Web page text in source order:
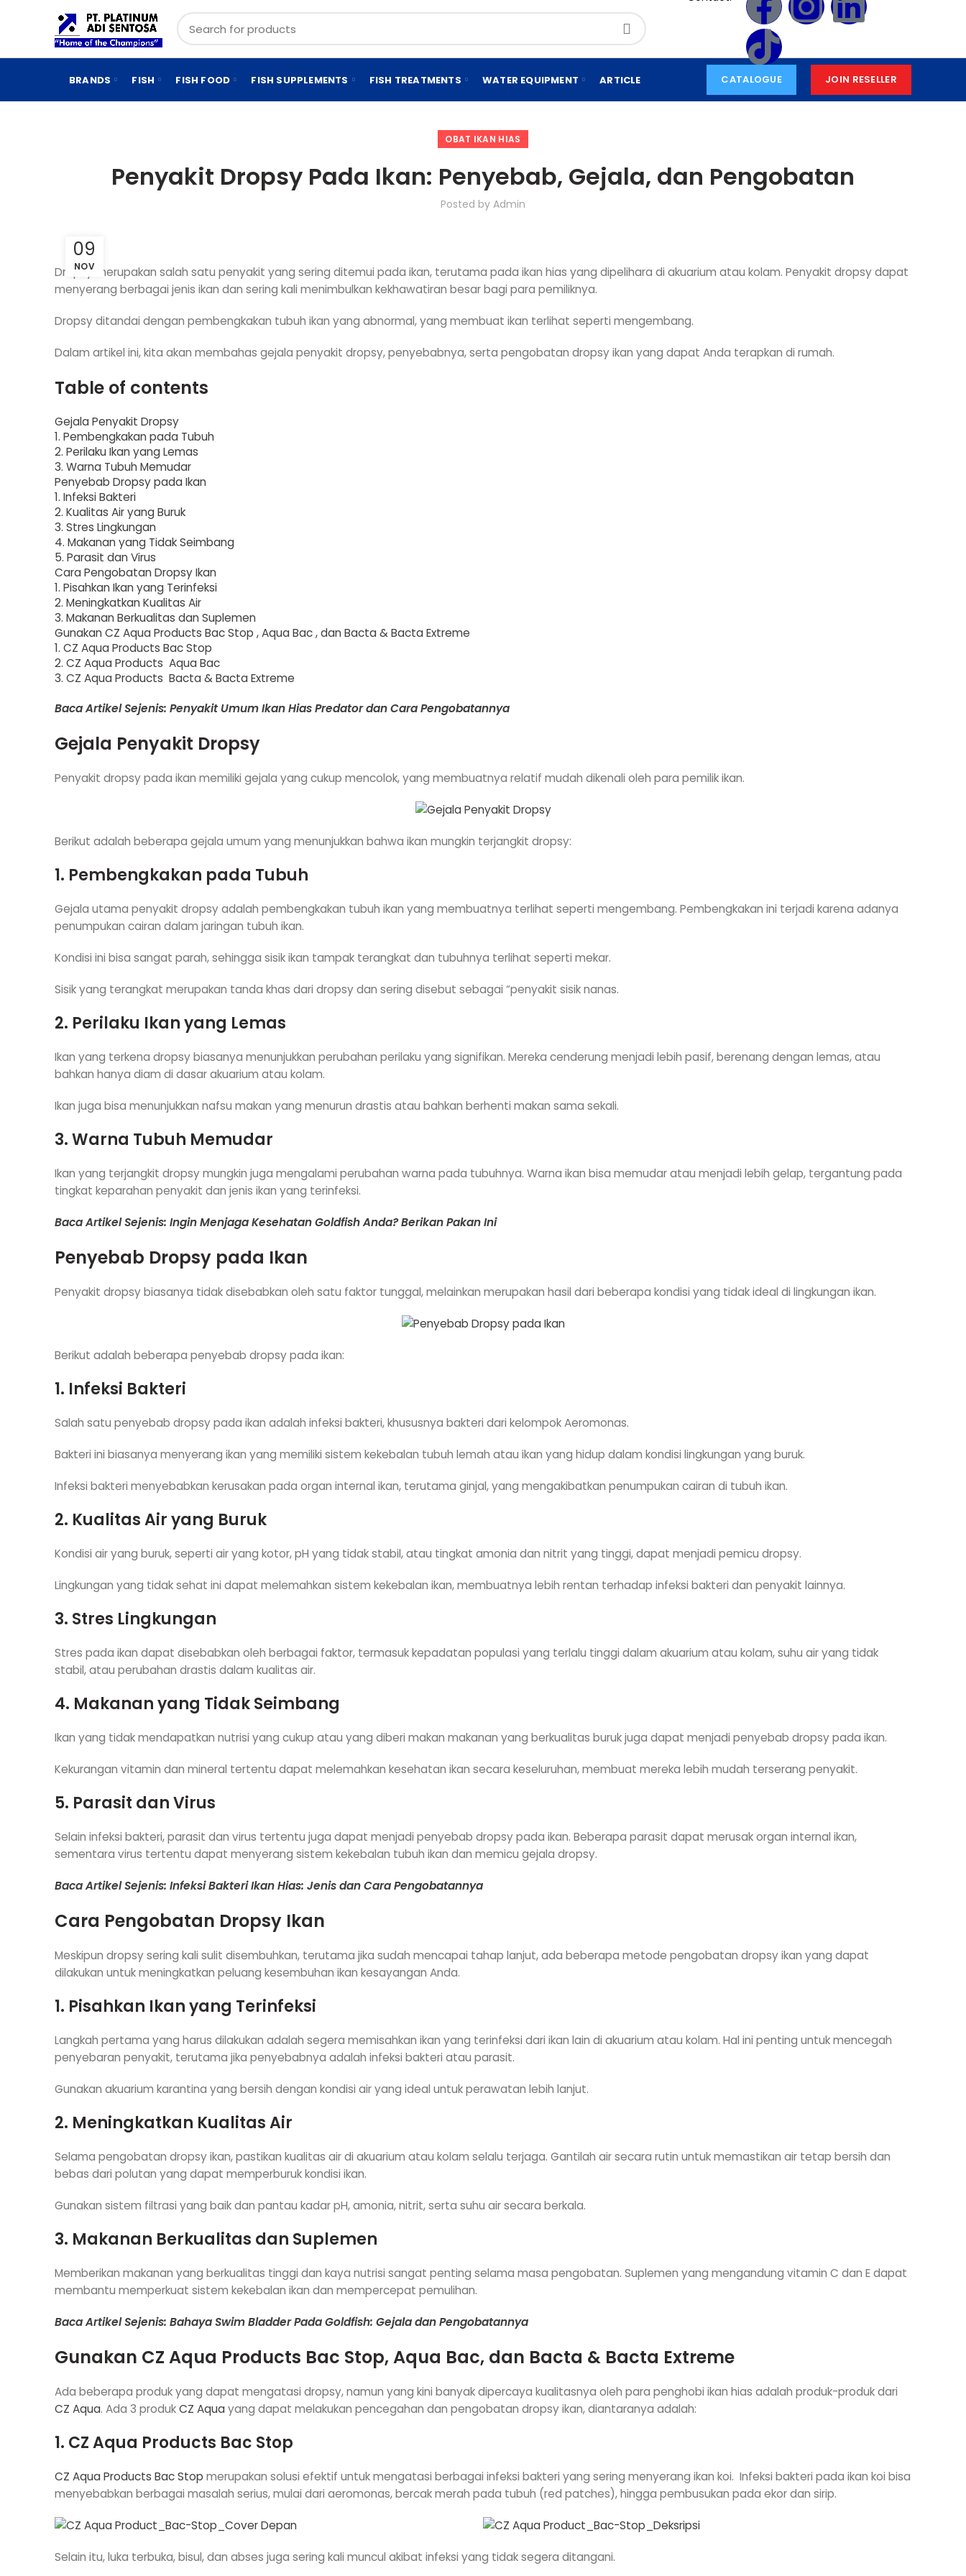
BRANDS FISH FISH FOOD FISH SUPPLEMENTS FISH TREATMENTS WATER EQUIPMENT ARTICLE CATALOGUE JOIN RESELLER
OBAT IKAN HIAS
Penyakit Dropsy Pada Ikan: Penyebab, Gejala, dan Pengobatan
Posted by Admin
09
NOV
Dropsy merupakan salah satu penyakit yang sering ditemui pada ikan, terutama pada ikan hias yang dipelihara di akuarium atau kolam. Penyakit dropsy dapat
menyerang berbagai jenis ikan dan sering kali menimbulkan kekhawatiran besar bagi para pemiliknya.
Dropsy ditandai dengan pembengkakan tubuh ikan yang abnormal, yang membuat ikan terlihat seperti mengembang.
Dalam artikel ini, kita akan membahas gejala penyakit dropsy, penyebabnya, serta pengobatan dropsy ikan yang dapat Anda terapkan di rumah.
Table of contents
Gejala Penyakit Dropsy
1. Pembengkakan pada Tubuh
2. Perilaku Ikan yang Lemas
3. Warna Tubuh Memudar
Penyebab Dropsy pada Ikan
1. Infeksi Bakteri
2. Kualitas Air yang Buruk
3. Stres Lingkungan
4. Makanan yang Tidak Seimbang
5. Parasit dan Virus
Cara Pengobatan Dropsy Ikan
1. Pisahkan Ikan yang Terinfeksi
2. Meningkatkan Kualitas Air
3. Makanan Berkualitas dan Suplemen
Gunakan CZ Aqua Products Bac Stop , Aqua Bac , dan Bacta & Bacta Extreme
1. CZ Aqua Products Bac Stop
2. CZ Aqua Products Aqua Bac
3. CZ Aqua Products Bacta & Bacta Extreme
Baca Artikel Sejenis: Penyakit Umum Ikan Hias Predator dan Cara Pengobatannya
Gejala Penyakit Dropsy
Penyakit dropsy pada ikan memiliki gejala yang cukup mencolok, yang membuatnya relatif mudah dikenali oleh para pemilik ikan.
Berikut adalah beberapa gejala umum yang menunjukkan bahwa ikan mungkin terjangkit dropsy:
1. Pembengkakan pada Tubuh
Gejala utama penyakit dropsy adalah pembengkakan tubuh ikan yang membuatnya terlihat seperti mengembang. Pembengkakan ini terjadi karena adanya
penumpukan cairan dalam jaringan tubuh ikan.
Kondisi ini bisa sangat parah, sehingga sisik ikan tampak terangkat dan tubuhnya terlihat seperti mekar.
Sisik yang terangkat merupakan tanda khas dari dropsy dan sering disebut sebagai “penyakit sisik nanas.
2. Perilaku Ikan yang Lemas
Ikan yang terkena dropsy biasanya menunjukkan perubahan perilaku yang signifikan. Mereka cenderung menjadi lebih pasif, berenang dengan lemas, atau
bahkan hanya diam di dasar akuarium atau kolam.
Ikan juga bisa menunjukkan nafsu makan yang menurun drastis atau bahkan berhenti makan sama sekali.
3. Warna Tubuh Memudar
Ikan yang terjangkit dropsy mungkin juga mengalami perubahan warna pada tubuhnya. Warna ikan bisa memudar atau menjadi lebih gelap, tergantung pada
tingkat keparahan penyakit dan jenis ikan yang terinfeksi.
Baca Artikel Sejenis: Ingin Menjaga Kesehatan Goldfish Anda? Berikan Pakan Ini
Penyebab Dropsy pada Ikan
Penyakit dropsy biasanya tidak disebabkan oleh satu faktor tunggal, melainkan merupakan hasil dari beberapa kondisi yang tidak ideal di lingkungan ikan.
Berikut adalah beberapa penyebab dropsy pada ikan:
1. Infeksi Bakteri
Salah satu penyebab dropsy pada ikan adalah infeksi bakteri, khususnya bakteri dari kelompok Aeromonas.
Bakteri ini biasanya menyerang ikan yang memiliki sistem kekebalan tubuh lemah atau ikan yang hidup dalam kondisi lingkungan yang buruk.
Infeksi bakteri menyebabkan kerusakan pada organ internal ikan, terutama ginjal, yang mengakibatkan penumpukan cairan di tubuh ikan.
2. Kualitas Air yang Buruk
Kondisi air yang buruk, seperti air yang kotor, pH yang tidak stabil, atau tingkat amonia dan nitrit yang tinggi, dapat menjadi pemicu dropsy.
Lingkungan yang tidak sehat ini dapat melemahkan sistem kekebalan ikan, membuatnya lebih rentan terhadap infeksi bakteri dan penyakit lainnya.
3. Stres Lingkungan
Stres pada ikan dapat disebabkan oleh berbagai faktor, termasuk kepadatan populasi yang terlalu tinggi dalam akuarium atau kolam, suhu air yang tidak
stabil, atau perubahan drastis dalam kualitas air.
4. Makanan yang Tidak Seimbang
Ikan yang tidak mendapatkan nutrisi yang cukup atau yang diberi makan makanan yang berkualitas buruk juga dapat menjadi penyebab dropsy pada ikan.
Kekurangan vitamin dan mineral tertentu dapat melemahkan kesehatan ikan secara keseluruhan, membuat mereka lebih mudah terserang penyakit.
5. Parasit dan Virus
Selain infeksi bakteri, parasit dan virus tertentu juga dapat menjadi penyebab dropsy pada ikan. Beberapa parasit dapat merusak organ internal ikan,
sementara virus tertentu dapat menyerang sistem kekebalan tubuh ikan dan memicu gejala dropsy.
Baca Artikel Sejenis: Infeksi Bakteri Ikan Hias: Jenis dan Cara Pengobatannya
Cara Pengobatan Dropsy Ikan
Meskipun dropsy sering kali sulit disembuhkan, terutama jika sudah mencapai tahap lanjut, ada beberapa metode pengobatan dropsy ikan yang dapat
dilakukan untuk meningkatkan peluang kesembuhan ikan kesayangan Anda.
1. Pisahkan Ikan yang Terinfeksi
Langkah pertama yang harus dilakukan adalah segera memisahkan ikan yang terinfeksi dari ikan lain di akuarium atau kolam. Hal ini penting untuk mencegah
penyebaran penyakit, terutama jika penyebabnya adalah infeksi bakteri atau parasit.
Gunakan akuarium karantina yang bersih dengan kondisi air yang ideal untuk perawatan lebih lanjut.
2. Meningkatkan Kualitas Air
Selama pengobatan dropsy ikan, pastikan kualitas air di akuarium atau kolam selalu terjaga. Gantilah air secara rutin untuk memastikan air tetap bersih dan
bebas dari polutan yang dapat memperburuk kondisi ikan.
Gunakan sistem filtrasi yang baik dan pantau kadar pH, amonia, nitrit, serta suhu air secara berkala.
3. Makanan Berkualitas dan Suplemen
Memberikan makanan yang berkualitas tinggi dan kaya nutrisi sangat penting selama masa pengobatan. Suplemen yang mengandung vitamin C dan E dapat
membantu memperkuat sistem kekebalan ikan dan mempercepat pemulihan.
Baca Artikel Sejenis: Bahaya Swim Bladder Pada Goldfish: Gejala dan Pengobatannya
Gunakan CZ Aqua Products Bac Stop,Aqua Bac, dan Bacta & Bacta Extreme
Ada beberapa produk yang dapat mengatasi dropsy, namun yang kini banyak dipercaya kualitasnya oleh para penghobi ikan hias adalah produk-produk dari
CZ Aqua. Ada 3 produkCZ Aquayang dapat melakukan pencegahan dan pengobatan dropsy ikan, diantaranya adalah:
1. CZ Aqua Products Bac Stop
CZ Aqua Products Bac Stop merupakan solusi efektif untuk mengatasi berbagai infeksi bakteri yang sering menyerang ikan koi. Infeksi bakteri pada ikan koi bisa
menyebabkan berbagai masalah serius, mulai dari aeromonas, bercak merah pada tubuh (red patches), hingga pembusukan pada ekor dan sirip.
Selain itu, luka terbuka, bisul, dan abses juga sering kali muncul akibat infeksi yang tidak segera ditangani.